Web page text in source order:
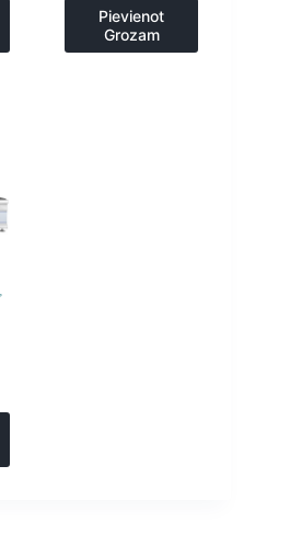
Popkorna mašīnas
Pievienot
Grozam